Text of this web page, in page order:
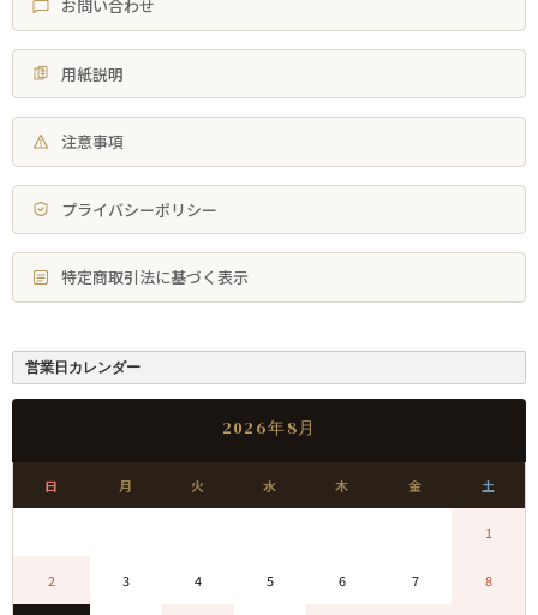
お問い合わせ
用紙説明
注意事項
プライバシーポリシー
特定商取引法に基づく表示
営業日カレンダー
2026年8月
日 月 火 水 木 金 土
1
2 3 4 5 6 7 8